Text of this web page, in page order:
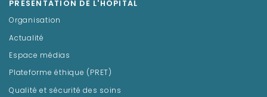
PRÉSENTATION DE L'HÔPITAL
Organisation
Actualité
Espace médias
Plateforme éthique (PRET)
Qualité et sécurité des soins